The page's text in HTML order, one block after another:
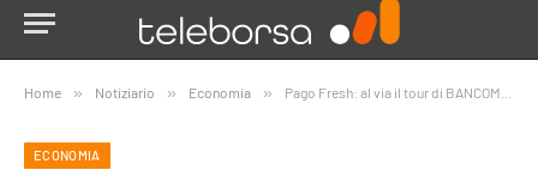
Home » Notiziario » Economia » Pago Fresh: al via il tour di BANCOMAT SpA per promuovere PagoBANCOMAT su Apple Pay
ECONOMIA